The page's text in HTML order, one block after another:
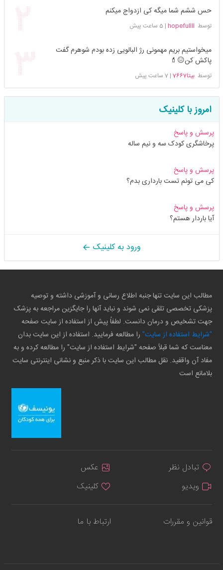
حس ششم شما میگه کی ازدواج میکنم
توسط hopefullll
|5 ساعت پیش
میخواستیم بریم مهمونی رژ البالویی زده بودم شوهرم گفت
پاکش کن😑💄
توسطبیتا7667 |7 ساعت پیش
امروز با کلینیک
پرسش و پاسخ
پرخاشگری کودک سه و نیم ساله
پرسش و پاسخ
کی می تونم تست بارداری بدم؟
پرسش و پاسخ
آیا باردار هستم؟
ورود به کلینیک
مطالب این سایت تنها جنبه اطلاع رسانی و آموزشی داشته و توصیه
پزشکی تخصصی تلقی نمی شوند و نباید آنها را جایگزین مراجعه به پزشک
جهت تشخیص و درمان دانست. لطفاً پیش از استفاده از سایت صفحه
"شرایط استفاده از سایت" را مطالعه فرمایید. استفاده از این سایت بدان
معناست که شما قبلاً صفحه "شرایط استفاده از سایت" را مطالعه کرده و به
مفاد آن واقفید. نقل مطالب این سایت با ذکر منبع و نشانی اینترنتی سایت
بلامانع است
تبادل نظر
عکس
ویدیو
کلینیک
قوانین و مقررات ارتباط با ما